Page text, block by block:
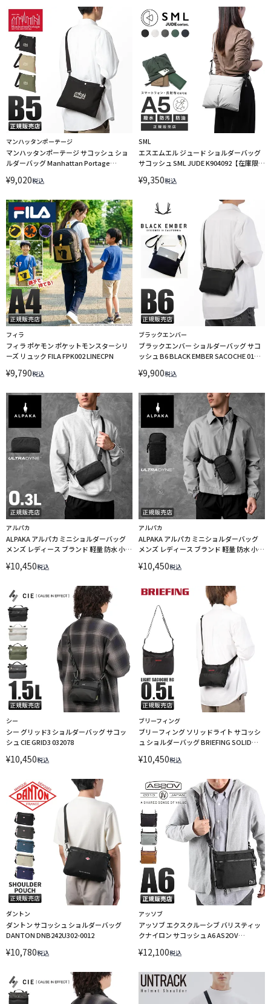
マンハッタンポーテージ
マンハッタンポーテージ サコッシュ ショ
ルダーバッグ Manhattan Portage
¥9,020税込
SML
エスエムエル ジュード ショルダーバッグ
サコッシュ SML JUDE K904092【在庫限
¥9,350税込
フィラ
フィラ ポケモン ポケットモンスターシリ
ーズ リュック FILA FPK002 LINECPN
¥9,790税込
ブラックエンバー
ブラックエンバー ショルダーバッグ サコ
ッシュ B6 BLACK EMBER SACOCHE 01
¥9,900税込
アルパカ
ALPAKA アルパカ ミニショルダーバッグ
メンズ レディース ブランド 軽量 防水 小さ
ラダイン FLIGHT POUCH ULTRADYNE
¥10,450税込
アルパカ
ALPAKA アルパカ ミニショルダーバッグ
メンズ レディース ブランド 軽量 防水 小さ
ケット マックス ウルトラダイン
ULTRADYNE 4294
¥10,450税込
シー
シー グリッド3 ショルダーバッグ サコッ
シュ CIE GRID3 032078
¥10,450税込
ブリーフィング
ブリーフィング ソリッドライト サコッシ
ュ ショルダーバッグ BRIEFING SOLID
¥10,450税込
ダントン
ダントン サコッシュ ショルダーバッグ
DANTON DNB242U302-0012
¥10,780税込
アッソブ
アッソブ エクスクルーシブ バリスティッ
クナイロン サコッシュ A6 AS2OV
¥12,100税込